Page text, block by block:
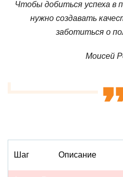
Чтобы добиться успеха в
нужно создавать
заботиться о
Моисей
Шаг Описание